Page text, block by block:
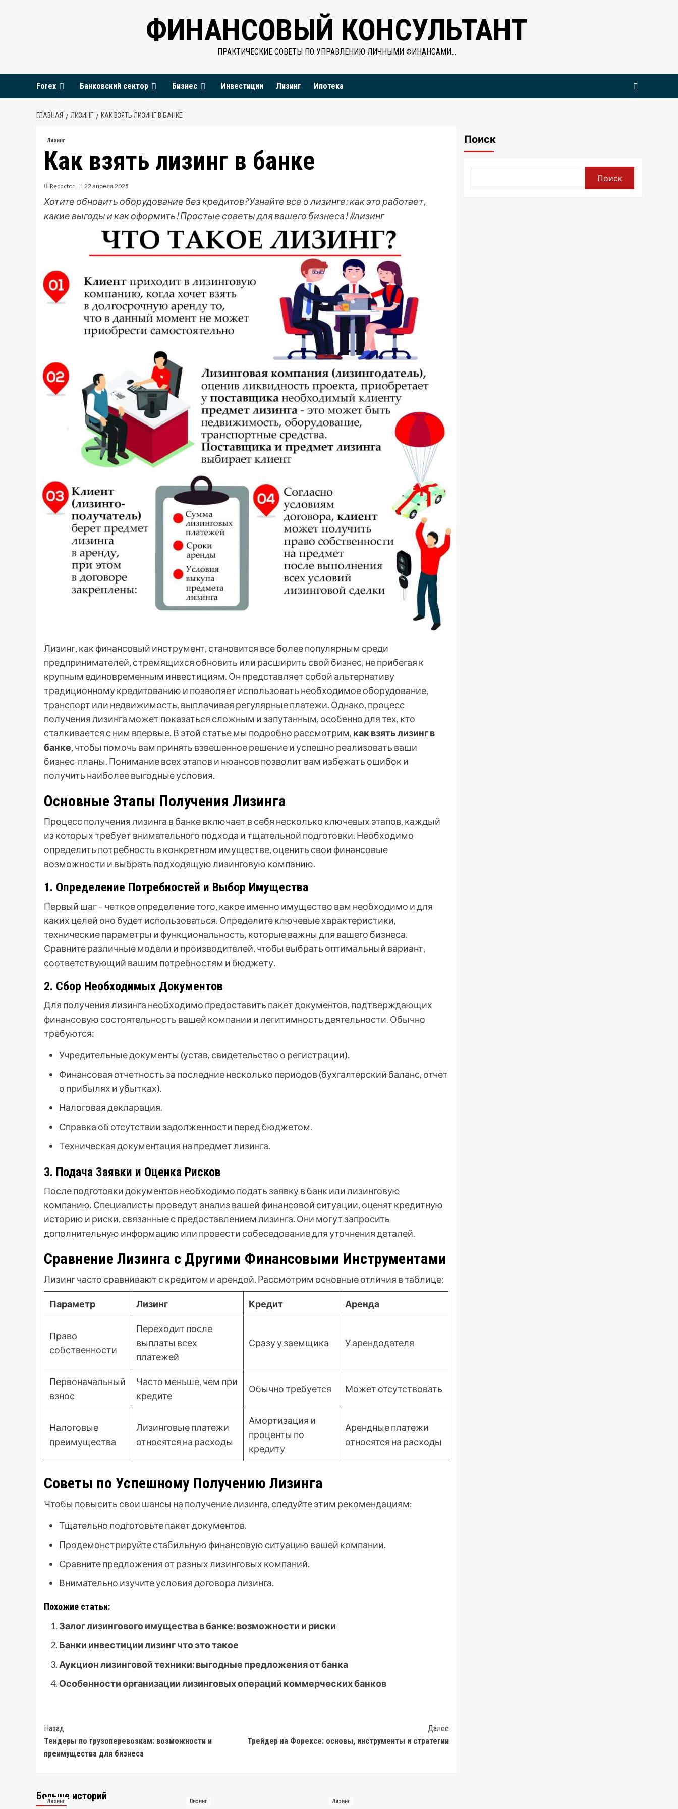
ФИНАНСОВЫЙ КОНСУЛЬТАНТ
ПРАКТИЧЕСКИЕ СОВЕТЫ ПО УПРАВЛЕНИЮ ЛИЧНЫМИ ФИНАНСАМИ…
Forex Банковский сектор Бизнес Инвестиции Лизинг Ипотека
ГЛАВНАЯ ЛИЗИНГ КАК ВЗЯТЬ ЛИЗИНГ В БАНКЕ
Лизинг
Как взять лизинг в банке
Redactor 22 апреля 2025
Хотите обновить оборудование без кредитов? Узнайте все о лизинге: как это работает,
какие выгоды и как оформить! Простые советы для вашего бизнеса! #лизинг
Лизинг, как финансовый инструмент, становится все более популярным среди
предпринимателей, стремящихся обновить или расширить свой бизнес, не прибегая к
крупным единовременным инвестициям. Он представляет собой альтернативу
традиционному кредитованию и позволяет использовать необходимое оборудование,
транспорт или недвижимость, выплачивая регулярные платежи. Однако, процесс
получения лизинга может показаться сложным и запутанным, особенно для тех, кто
сталкивается с ним впервые. В этой статье мы подробно рассмотрим, как взять лизинг в
банке, чтобы помочь вам принять взвешенное решение и успешно реализовать ваши
бизнес-планы. Понимание всех этапов и нюансов позволит вам избежать ошибок и
получить наиболее выгодные условия.
Основные Этапы Получения Лизинга
Процесс получения лизинга в банке включает в себя несколько ключевых этапов, каждый
из которых требует внимательного подхода и тщательной подготовки. Необходимо
определить потребность в конкретном имуществе, оценить свои финансовые
возможности и выбрать подходящую лизинговую компанию.
1. Определение Потребностей и Выбор Имущества
Первый шаг – четкое определение того, какое именно имущество вам необходимо и для
каких целей оно будет использоваться. Определите ключевые характеристики,
технические параметры и функциональность, которые важны для вашего бизнеса.
Сравните различные модели и производителей, чтобы выбрать оптимальный вариант,
соответствующий вашим потребностям и бюджету.
2. Сбор Необходимых Документов
Для получения лизинга необходимо предоставить пакет документов, подтверждающих
финансовую состоятельность вашей компании и легитимность деятельности. Обычно
требуются:
Учредительные документы (устав, свидетельство о регистрации).
Финансовая отчетность за последние несколько периодов (бухгалтерский баланс, отчет
о прибылях и убытках).
Налоговая декларация.
Справка об отсутствии задолженности перед бюджетом.
Техническая документация на предмет лизинга.
3. Подача Заявки и Оценка Рисков
После подготовки документов необходимо подать заявку в банк или лизинговую
компанию. Специалисты проведут анализ вашей финансовой ситуации, оценят кредитную
историю и риски, связанные с предоставлением лизинга. Они могут запросить
дополнительную информацию или провести собеседование для уточнения деталей.
Сравнение Лизинга с Другими Финансовыми Инструментами
Лизинг часто сравнивают с кредитом и арендой. Рассмотрим основные отличия в таблице:
Параметр Лизинг Кредит Аренда
Право
собственности
Переходит после
выплаты всех
платежей
Сразу у заемщика У арендодателя
Первоначальный
взнос
Часто меньше, чем при
кредите
Обычно требуется Может отсутствовать
Налоговые
преимущества
Лизинговые платежи
относятся на расходы
Амортизация и
проценты по
кредиту
Арендные платежи
относятся на расходы
Советы по Успешному Получению Лизинга
Чтобы повысить свои шансы на получение лизинга, следуйте этим рекомендациям:
Тщательно подготовьте пакет документов.
Продемонстрируйте стабильную финансовую ситуацию вашей компании.
Сравните предложения от разных лизинговых компаний.
Внимательно изучите условия договора лизинга.
Похожие статьи:
Залог лизингового имущества в банке: возможности и риски
Банки инвестиции лизинг что это такое
Аукцион лизинговой техники: выгодные предложения от банка
Особенности организации лизинговых операций коммерческих банков
Post
Navigation
Назад
Тендеры по грузоперевозкам: возможности и
преимущества для бизнеса
Далее
Трейдер на Форексе: основы, инструменты и стратегии
Больше историй
Лизинг Лизинг Лизинг
Поиск
Поиск